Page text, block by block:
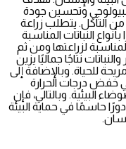
وتحسين جودة
من التآكل. يتطلب زراعة
النباتات المناسبة
المناسبة لزراعتها ومن ثم
نتاجًا جماليًا يزين
للحياة. وبالإضافة إلى
خفض درجات الحرارة
البيئية. وبالتالي، فإن
حاسمًا في حماية البيئة